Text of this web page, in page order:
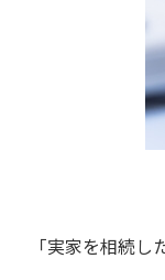
「実家を相続